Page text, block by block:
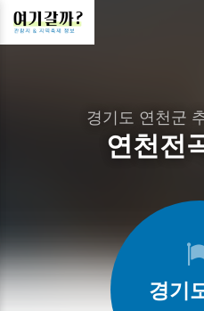
경기도 연천군
연천전
경기